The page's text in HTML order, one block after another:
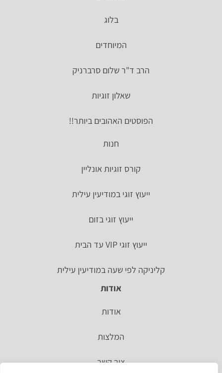
בלוג
המיוחדים
הרב ד"ר שלום סרברניק
שאלון זוגיות
הפוסטים האהובים ביותר!!
חנות
קורס זוגיות אונליין
ייעוץ זוגי במודיעין עילית
ייעוץ זוגי בזום
ייעוץ זוגי VIP עד הבית
קליניקה לפי שעה במודיעין עילית
אודות
אודות
המלצות
צור קשר